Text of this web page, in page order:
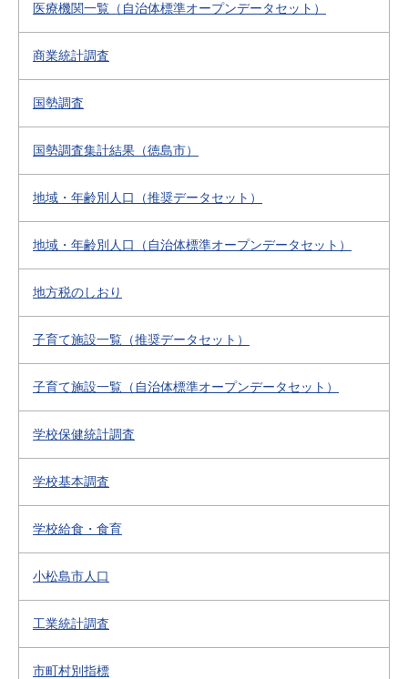
医療機関一覧（自治体標準オープンデータセット）
商業統計調査
国勢調査
国勢調査集計結果（徳島市）
地域・年齢別人口（推奨データセット）
地域・年齢別人口（自治体標準オープンデータセット）
地方税のしおり
子育て施設一覧（推奨データセット）
子育て施設一覧（自治体標準オープンデータセット）
学校保健統計調査
学校基本調査
学校給食・食育
小松島市人口
工業統計調査
市町村別指標